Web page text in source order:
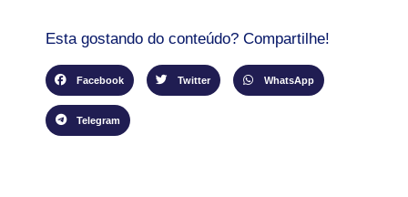
Esta gostando do conteúdo? Compartilhe!
Facebook Twitter WhatsApp
Telegram